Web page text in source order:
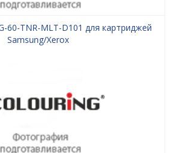
60-TNR-MLT-D101 для картриджей
Samsung/Xerox